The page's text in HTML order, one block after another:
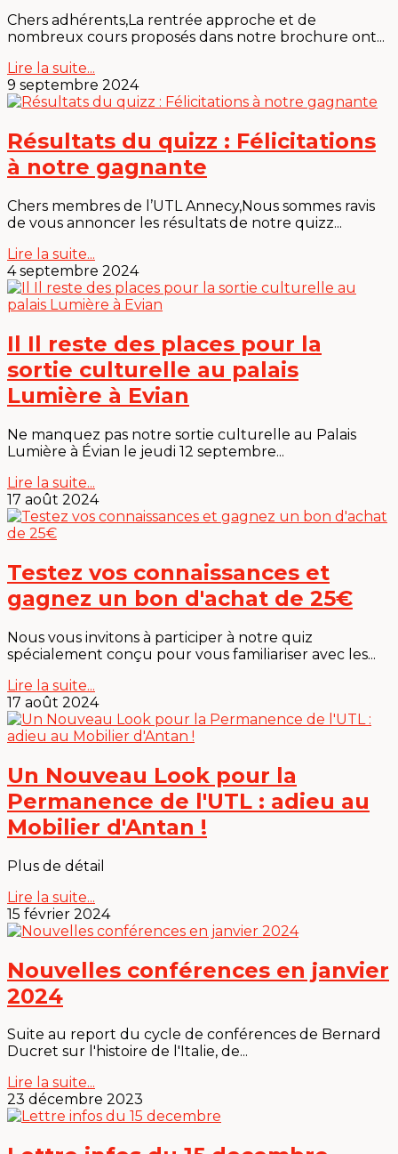
Chers adhérents,La rentrée approche et de
nombreux cours proposés dans notre brochure ont...
Lire la suite...
9 septembre 2024
Résultats du quizz : Félicitations
à notre gagnante
Chers membres de l’UTL Annecy,Nous sommes ravis
de vous annoncer les résultats de notre quizz...
Lire la suite...
4 septembre 2024
Il Il reste des places pour la
sortie culturelle au palais
Lumière à Evian
Ne manquez pas notre sortie culturelle au Palais
Lumière à Évian le jeudi 12 septembre...
Lire la suite...
17 août 2024
Testez vos connaissances et
gagnez un bon d'achat de 25€
Nous vous invitons à participer à notre quiz
spécialement conçu pour vous familiariser avec les...
Lire la suite...
17 août 2024
Un Nouveau Look pour la
Permanence de l'UTL : adieu au
Mobilier d'Antan !
Plus de détail
Lire la suite...
15 février 2024
Nouvelles conférences en janvier
2024
Suite au report du cycle de conférences de Bernard
Ducret sur l'histoire de l'Italie, de...
Lire la suite...
23 décembre 2023